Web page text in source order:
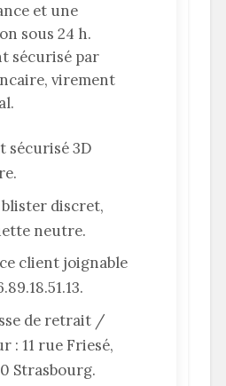
et une
sous 24 h.
sécurisé par
virement
sécurisé 3D
blister discret,
neutre.
client joignable
de retrait /
: 11 rue Friesé,
Strasbourg.